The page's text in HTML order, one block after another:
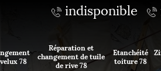
indisponible
78
Réparation et
changement de tuile
de rive 78
Etanchéité
toiture 78